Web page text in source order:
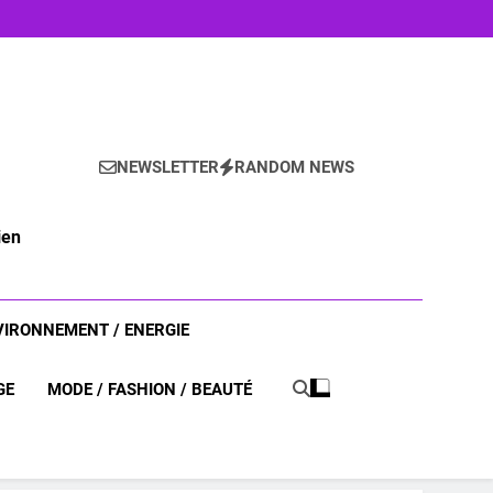
NEWSLETTER RANDOM NEWS
/ ENERGIE
MODE / FASHION / BEAUTÉ